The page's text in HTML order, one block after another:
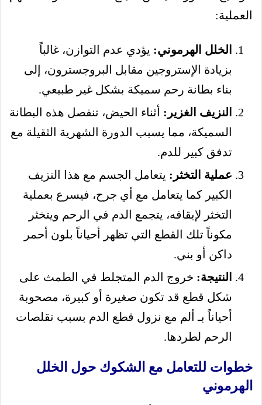
العملية:
الخلل الهرموني: يؤدي عدم التوازن، غالباً
بزيادة الإستروجين مقابل البروجسترون، إلى
بناء بطانة رحم سميكة بشكل غير طبيعي.
النزيف الغزير: أثناء الحيض، تنفصل هذه البطانة
السميكة، مما يسبب الدورة الشهرية الثقيلة مع
تدفق كبير للدم.
عملية التخثر: يتعامل الجسم مع هذا النزيف
الكبير كما يتعامل مع أي جرح، فيسرع بعملية
التخثر لإيقافه، يتجمع الدم في الرحم ويتخثر
مكوناً تلك القطع التي تظهر أحياناً بلون أحمر
داكن أو بني.
النتيجة: خروج الدم المتجلط في الطمث على
شكل قطع قد تكون صغيرة أو كبيرة، مصحوبة
أحياناً بـ ألم مع نزول قطع الدم بسبب تقلصات
الرحم لطردها.
خطوات للتعامل مع الشكوك حول الخلل
الهرموني